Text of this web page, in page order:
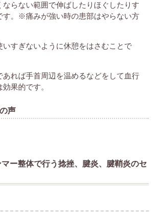
ならない範囲で伸ばしたりほぐしたりす
す。※痛みが強い時の患部はやらない方
いすぎないように休憩をはさむことで
あれば手首周辺を温めるなどをして血行
果的です。
声
ー整体で行う捻挫、腱炎、腱鞘炎のセ